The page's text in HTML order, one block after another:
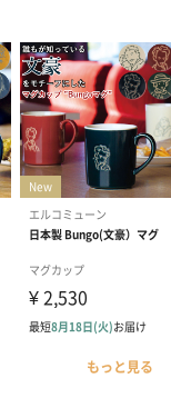
もっと見る